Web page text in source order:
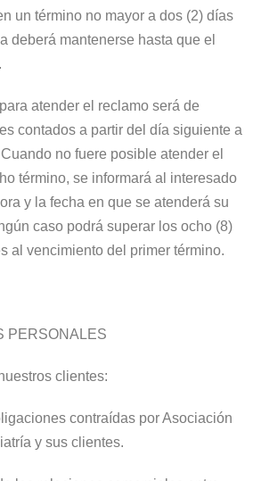
un término no mayor a dos (2) días
deberá mantenerse hasta que el
atender el reclamo será de
contados a partir del día siguiente a
no fuere posible atender el
término, se informará al interesado
y la fecha en que se atenderá su
caso podrá superar los ocho (8)
al vencimiento del primer término.
PERSONALES
clientes:
contraídas por Asociación
y sus clientes.